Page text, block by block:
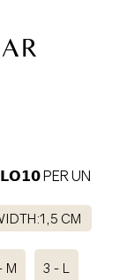
PER UN
CM
M 3 - L